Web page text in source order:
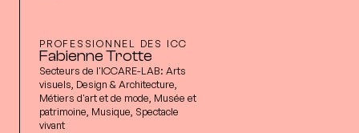
PROFESSIONNEL DES ICC
Fabienne Trotte
Secteurs de l'ICCARE-LAB: Arts
visuels, Design & Architecture,
Métiers d'art et de mode, Musée et
patrimoine, Musique, Spectacle
vivant